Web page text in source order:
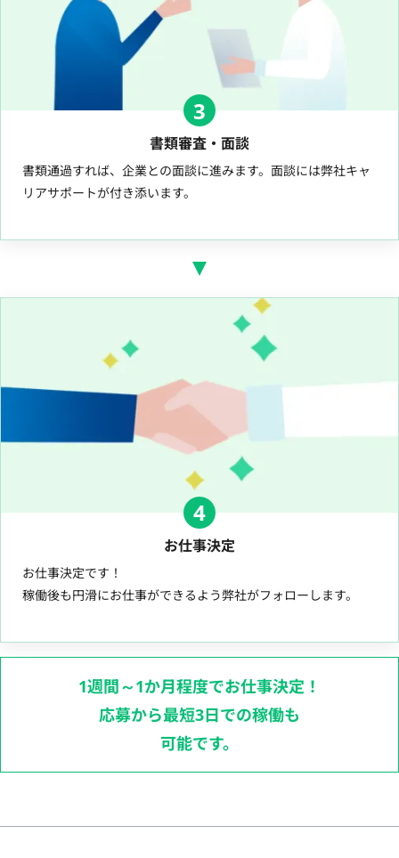
3
書類審査・面談
書類通過すれば、企業との面談に進みます。面談には弊社キャ
リアサポートが付き添います。
4
お仕事決定
お仕事決定です！
稼働後も円滑にお仕事ができるよう弊社がフォローします。
1週間～1か月程度でお仕事決定！
応募から最短3日での稼働も
可能です。